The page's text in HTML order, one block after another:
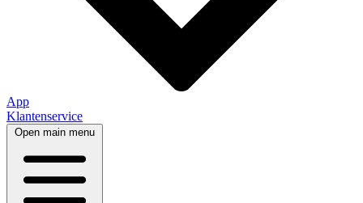
App
Klantenservice
Open main menu